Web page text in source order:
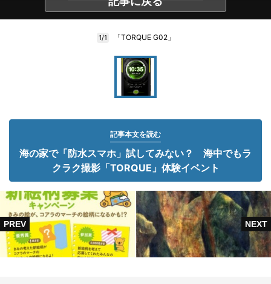
1/1 「TORQUE G02」
記事本文を読む
海の家で「防水スマホ」試してみない？ 海中でもラ
クラク撮影「TORQUE」体験イベント